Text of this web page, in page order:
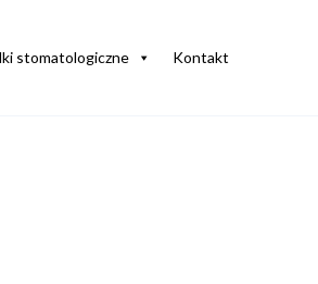
stomatologiczne Kontakt